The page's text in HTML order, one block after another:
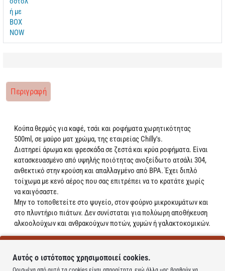
Περιγραφή
Κούπα θερμός για καφέ, τσάι και ροφήματα χωρητικότητας
500ml, σε μαύρο ματ χρώμα, της εταιρείας Chilly's.
Διατηρεί άρωμα και φρεσκάδα σε ζεστά και κρύα ροφήματα. Είναι
κατασκευασμένο από υψηλής ποιότητας ανοξείδωτο ατσάλι 304,
ανθεκτικό στην κρούση και απαλλαγμένο από BPA. Έχει διπλό
τοίχωμα με κενό αέρος που σας επιτρέπει να το κρατάτε χωρίς
να καιγόσαστε.
Μην το τοποθετείτε στο ψυγείο, στον φούρνο μικροκυμάτων και
στο πλυντήριο πιάτων. Δεν συνίσταται για πολύωρη αποθήκευση
αλκοολούχων και ανθρακούχων ποτών, χυμών ή γαλακτοκομικών.
Learn more
Αυτός ο ιστότοπος χρησιμοποιεί cookies.